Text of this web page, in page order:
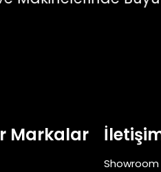
Markalar
Showroom